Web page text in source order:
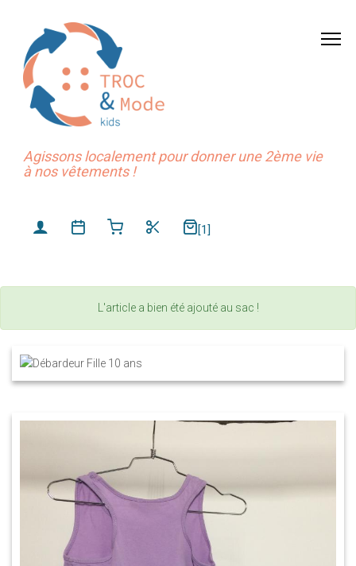
Agissons localement pour donner une 2ème vie
à nos vêtements !
[1]
L'article a bien été ajouté au sac !